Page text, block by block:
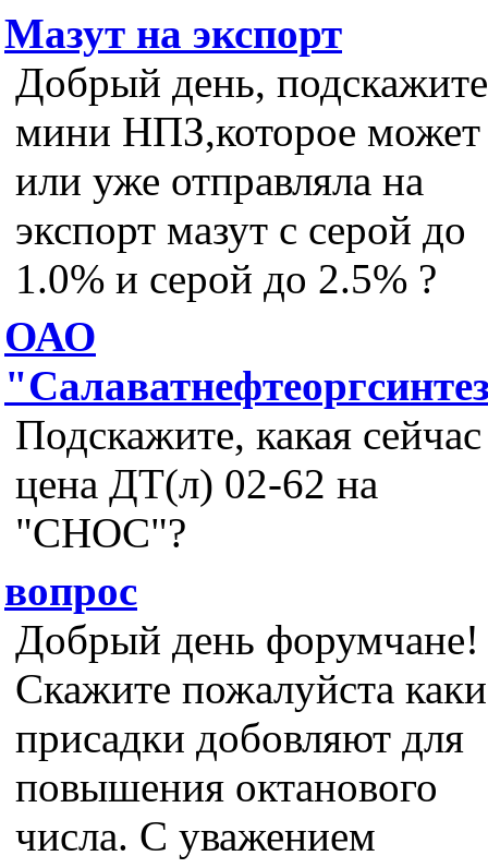
Мазут на экспорт
Добрый день, подскажите
мини НПЗ,которое может
или уже отправляла на
экспорт мазут с серой до
1.0% и серой до 2.5% ?
ОАО
Подскажите, какая сейчас
цена ДТ(л) 02-62 на
"СНОС"?
вопрос
Добрый день форумчане!
Скажите пожалуйста
присадки добовляют для
повышения октанового
числа. С уважением